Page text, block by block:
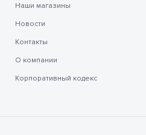
Наши магазины
Новости
Контакты
О компании
Корпоративный кодекс